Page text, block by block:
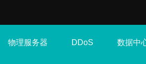
物理服务器 DDoS 数据中